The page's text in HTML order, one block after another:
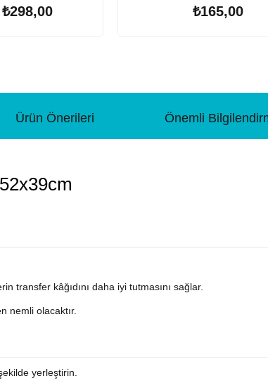
₺298,00 ₺165,00
Ürün Önerileri Önemli
transfer kâğıdını daha iyi tutmasını sağlar.
nemli olacaktır.
yerleştirin.